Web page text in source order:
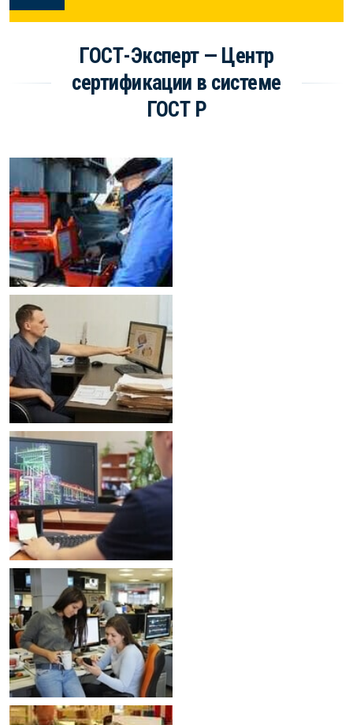
ГОСТ-Эксперт — Центр
сертификации в системе
ГОСТ Р